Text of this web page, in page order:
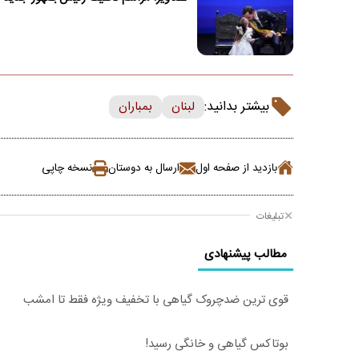
بیشتر بدانید: لبنان بمباران
بازدید از صفحه اول ارسال به دوستان نسخه چاپی
تبلیغات
مطالب پیشنهادی
قوی ترین ضدچروک گیاهی با تخفیف ویژه فقط تا امشب
بوتاکس گیاهی و خانگی رسید!